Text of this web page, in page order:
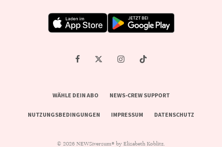
WÄHLE DEIN ABO NEWS-CREW SUPPORT
NUTZUNGSBEDINGUNGEN IMPRESSUM DATENSCHUTZ
© 2026 NEWSiversum® by Elisabeth Koblitz.